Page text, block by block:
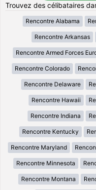
Trouvez des célibataires
Rencontre Alabama
Rencontre Arkansas
Rencontre Armed Forces
Rencontre Colorado
Rencontre Delaware
Rencontre Hawaii
Rencontre Indiana
Rencontre Kentucky
Rencontre Maryland
Rencontre Minnesota
Rencontre Montana